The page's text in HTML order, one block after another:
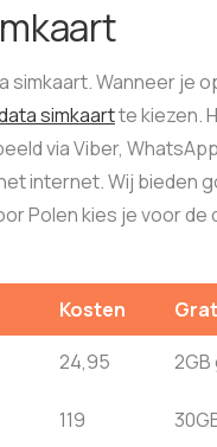
simkaart. Wanneer je
simkaartte kiezen.
via Viber,
internet. Wij bieden
Polen kies je voor
Kosten
24,95
119